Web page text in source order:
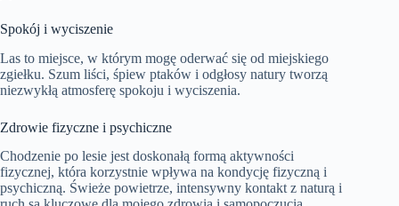
Spokój i wyciszenie
Las to miejsce, w którym mogę oderwać się od miejskiego
zgiełku. Szum liści, śpiew ptaków i odgłosy natury tworzą
niezwykłą atmosferę spokoju i wyciszenia.
Zdrowie fizyczne i psychiczne
Chodzenie po lesie jest doskonałą formą aktywności
fizycznej, która korzystnie wpływa na kondycję fizyczną i
psychiczną. Świeże powietrze, intensywny kontakt z naturą i